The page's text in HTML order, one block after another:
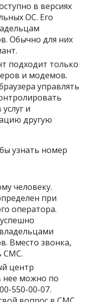
в версиях
ОС. Его
Обычно для них
подходит только
и модемов.
управлять
и
другую
узнать номер
человеку.
при
оператора.
Вместо звонка,
СМС.
центр
нее можно по
550-00-07.